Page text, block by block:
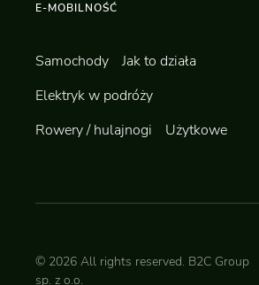
E-MOBILNOŚĆ
Samochody
Jak to działa
Elektryk w podróży
Rowery / hulajnogi
Użytkowe
© 2026 All rights reserved. B2C Group
sp. z o.o.